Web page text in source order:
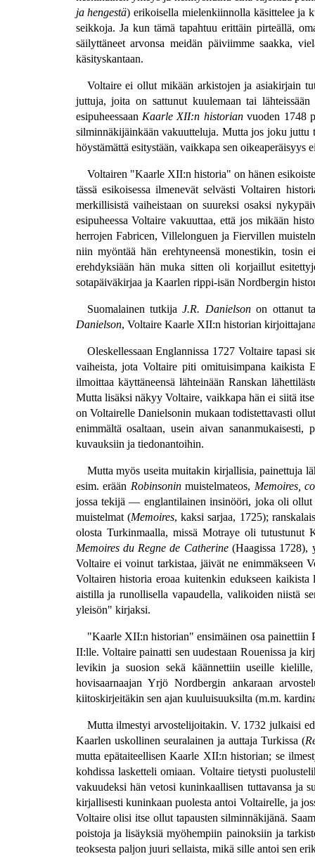
ja hengestä) erikoisella mielenkiinnolla käsittelee ja
seikkoja. Ja kun tämä tapahtuu erittäin pirteällä,
säilyttäneet arvonsa meidän päiviimme saakka,
käsityskantaan.
Voltaire ei ollut mikään arkistojen ja asiakirjain
juttuja, joita on sattunut kuulemaan tai
esipuheessaan Kaarle XII:n historianvuoden 1748
silminnäkijäinkään vakuutteluja. Mutta jos joku juttu
höystämättä esitystään, vaikkapa sen oikeaperäisyys
Voltairen "Kaarle XII:n historia" on hänen
tässä esikoisessa ilmenevät selvästi Voltairen
merkillisistä vaiheistaan on suureksi osaksi
esipuheessa Voltaire vakuuttaa, että jos mikään
herrojen Fabricen, Villelonguen ja Fiervillen
niin myöntää hän erehtyneensä monestikin, tosin
erehdyksiään hän muka sitten oli korjaillut
sotapäiväkirjaa ja Kaarlen rippi-isän Nordbergin
Suomalainen tutkijaJ.R. Danielsonon ottanut
Danielson, Voltaire Kaarle XII:n historian
Oleskellessaan Englannissa 1727 Voltaire
vaiheista, jota Voltaire piti omituisimpana kaikista
ilmoittaa käyttäneensä lähteinään Ranskan
Mutta lisäksi näkyy Voltaire, vaikkapa hän ei siitä
on Voltairelle Danielsonin mukaan todistettavasti
enimmältä osaltaan, usein aivan
kuvauksiin ja tiedonantoihin.
Mutta myös useita muitakin kirjallisia, painettuja
esim. erään Robinsoninmuistelmateos, Memoires,
jossa tekijä — englantilainen insinööri, joka oli ollut
muistelmat (Memoires, kaksi sarjaa, 1725);
olosta Turkinmaalla, missä Motraye oli tutustunut
Memoires du Regne de Catherine(Haagissa 1728),
Voltaire ei voinut tarkistaa, jäivät ne enimmäkseen
Voltairen historia eroaa kuitenkin edukseen
aistilla ja runollisella vapaudella, valikoiden niistä
yleisön" kirjaksi.
"Kaarle XII:n historian" ensimäinen osa painettiin
II:lle. Voltaire painatti sen uudestaan Rouenissa ja
levikin ja suosion sekä käännettiin useille
hovisaarnaajan Yrjö Nordbergin ankaraan
kiitoskirjeitäkin sen ajan kuuluisuuksilta (m.m.
Mutta ilmestyi arvostelijoitakin. V. 1732 julkaisi
Kaarlen uskollinen seuralainen ja auttaja Turkissa (
mutta epätaiteellisen Kaarle XII:n historian; se
kohdissa lasketteli omiaan. Voltaire tietysti
vakuudeksi hän vetosi kuninkaallisen tuttavansa ja
kirjallisesti kuninkaan puolesta antoi Voltairelle, ja
Voltaire olisi itse ollut tapausten silminnäkijänä.
poistoja ja lisäyksiä myöhempiin painoksiin ja
teoksesta paljon juuri sellaista, mikä sille antoi sen